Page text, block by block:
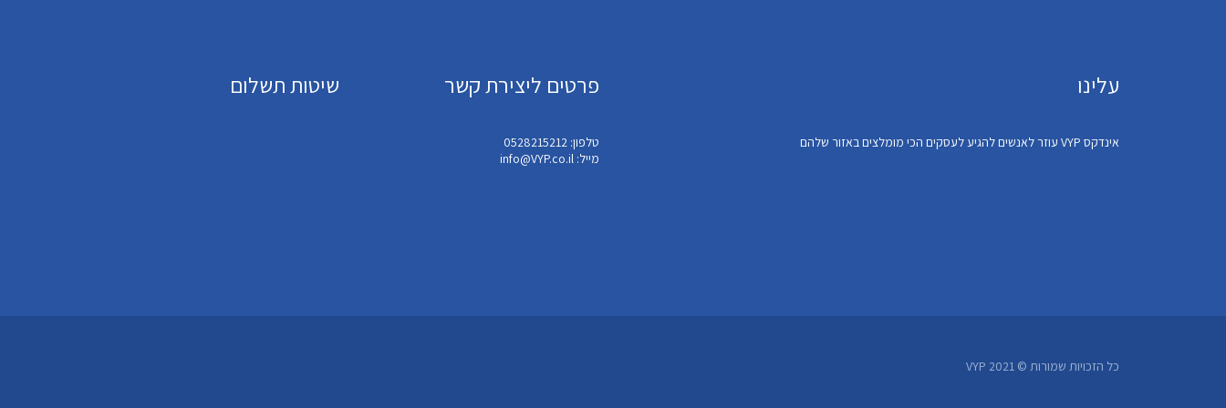
עלינו
אינדקס VYP עוזר לאנשים להגיע לעסקים הכי מומלצים באזור שלהם
פרטים ליצירת קשר
טלפון: 0528215212
מייל: info@VYP.co.il
שיטות תשלום
כל הזכויות שמורות © VYP 2021